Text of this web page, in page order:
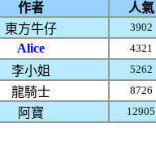
作者 人氣
東方牛仔 3902
Alice 4321
李小姐 5262
龍騎士 8726
阿寶 12905